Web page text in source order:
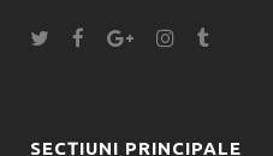
SECȚIUNI PRINCIPALE